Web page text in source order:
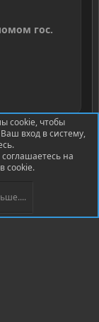
гос.
Ltd.
cookie, чтобы
вход в систему,
на
cookie.